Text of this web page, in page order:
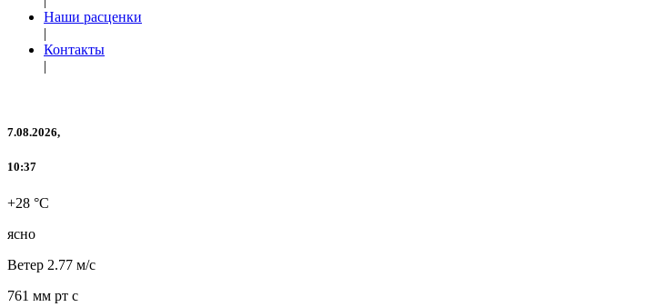
Наши расценки
|
Контакты
|
7.08.2026,
10:37
+28 °C
ясно
Ветер 2.77 м/с
761 мм рт с